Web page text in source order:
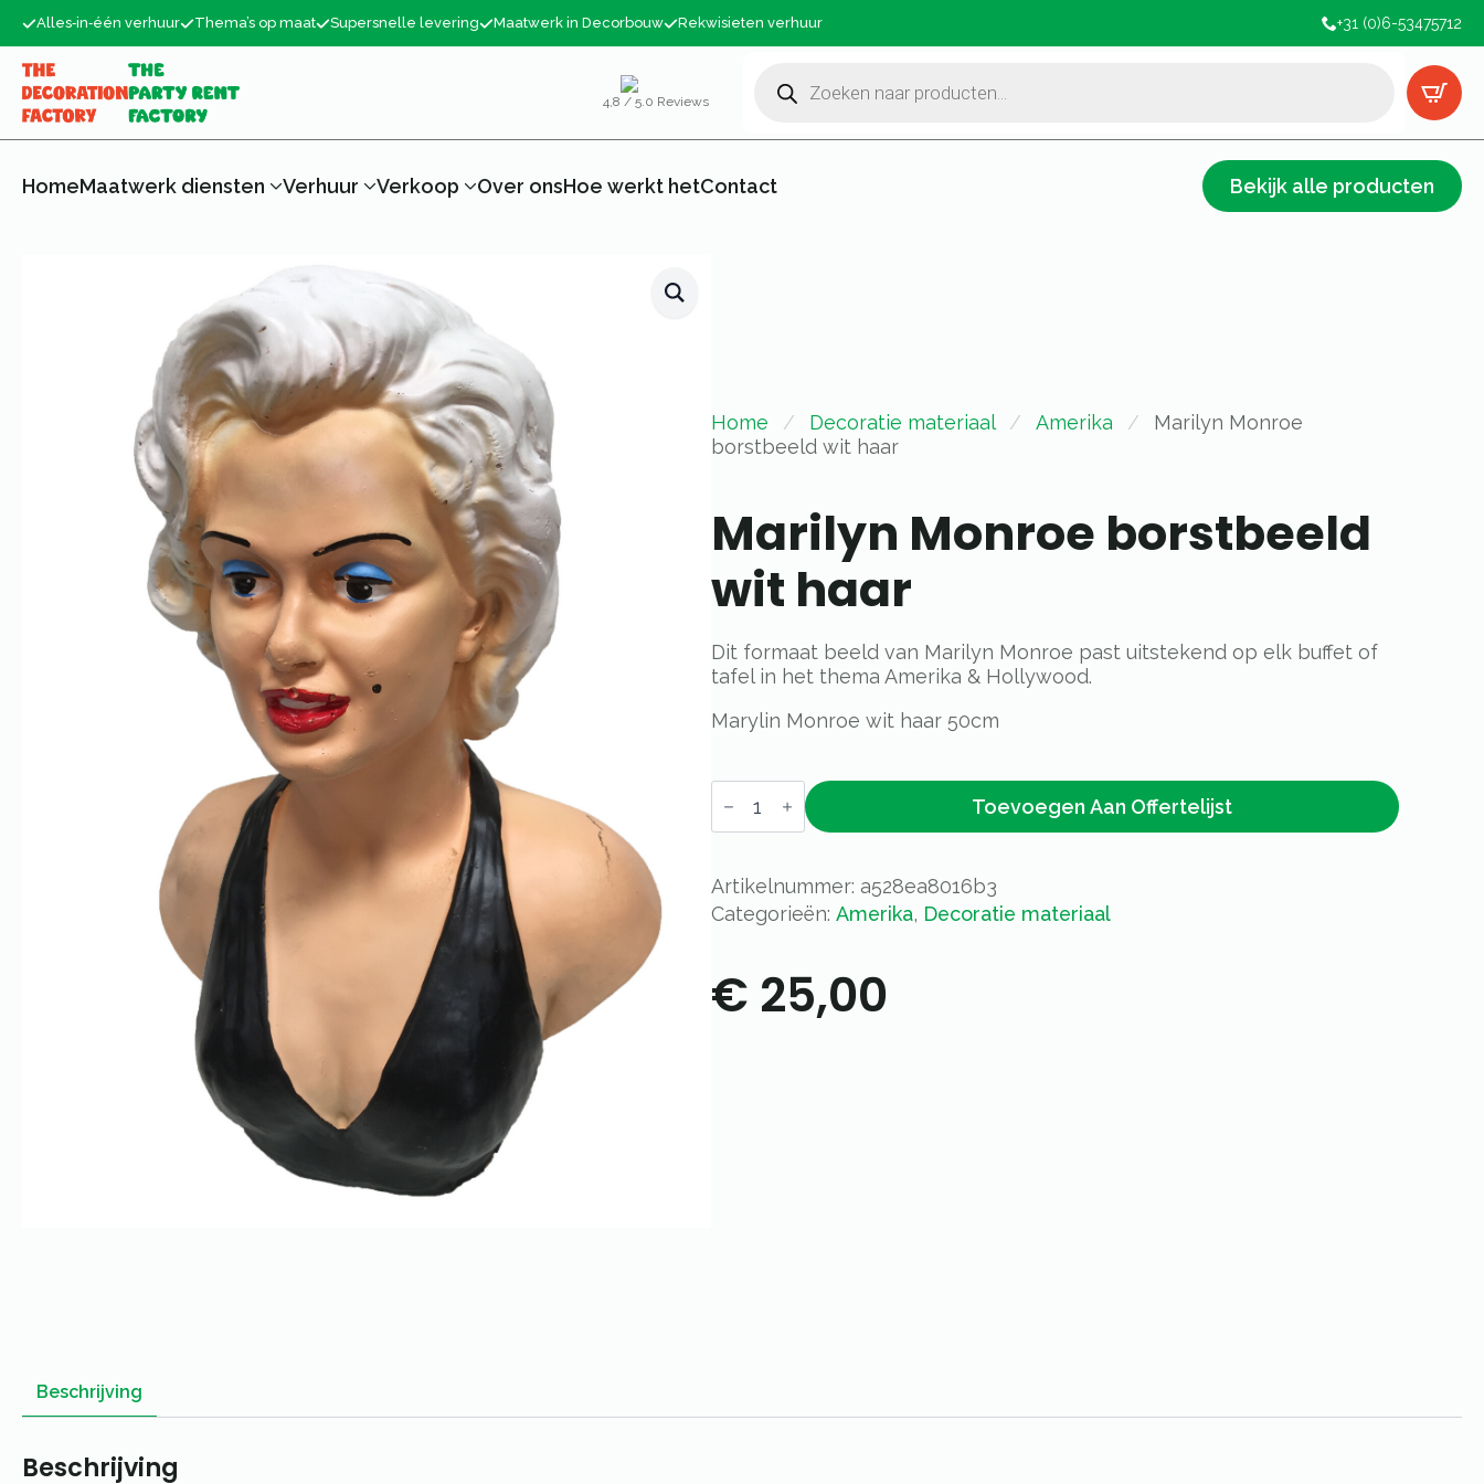
Alles‑in‑één verhuur Thema’s op maat Supersnelle levering Maatwerk in Decorbouw Rekwisieten verhuur +31 (0)6-53475712
4,8 / 5.0 Reviews
zoeken
HomeMaatwerk diensten Verhuur Verkoop Over onsHoe werkt hetContact Bekijk alle producten
Home Decoratie materiaal Amerika
Marilyn Monroe
borstbeeld wit haar
Marilyn Monroe borstbeeld
wit haar
Dit formaat beeld van Marilyn Monroe past uitstekend op elk buffet of
tafel in het thema Amerika & Hollywood.
Marylin Monroe wit haar 50cm
Marilyn
Monroe
borstbeeld
aantal
Toevoegen Aan Offertelijst
Artikelnummer: a528ea8016b3
Categorieën: Amerika, Decoratie materiaal
€ 25,00
Beschrijving
Beschrijving